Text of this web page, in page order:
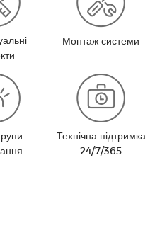
Монтаж системи
Технічна підтримка
24/7/365